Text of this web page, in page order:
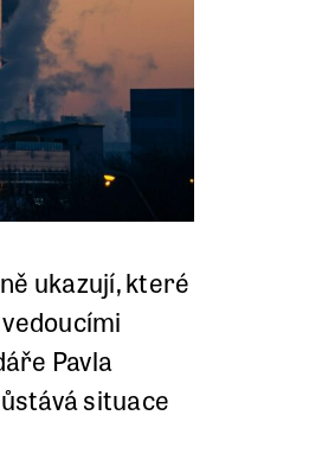
ukazují, které
Pavla
situace